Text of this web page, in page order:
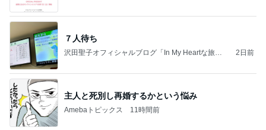
７人待ち
沢田聖子オフィシャルブログ「In My Heartな旅日
2日前
主人と死別し再婚するかという悩み
Amebaトピックス 11時間前